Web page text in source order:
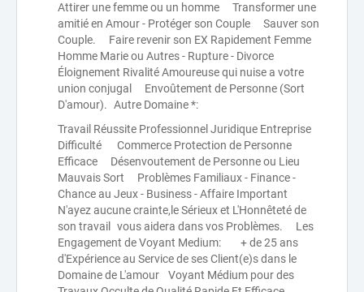
Attirer une femme ou un homme Transformer une
amitié en Amour - Protéger son Couple Sauver son
Couple. Faire revenir son EX Rapidement Femme
Homme Marie ou Autres - Rupture - Divorce
Éloignement Rivalité Amoureuse qui nuise a votre
union conjugal Envoûtement de Personne (Sort
D'amour). Autre Domaine *:
Travail Réussite Professionnel Juridique Entreprise
Difficulté Commerce Protection de Personne
Efficace Désenvoutement de Personne ou Lieu
Mauvais Sort Problèmes Familiaux - Finance -
Chance au Jeux - Business - Affaire Important
N'ayez aucune crainte,le Sérieux et L'Honnêteté de
son travail vous aidera dans vos Problèmes. Les
Engagement de Voyant Medium: + de 25 ans
d'Expérience au Service de ses Client(e)s dans le
Domaine de L'amour Voyant Médium pour des